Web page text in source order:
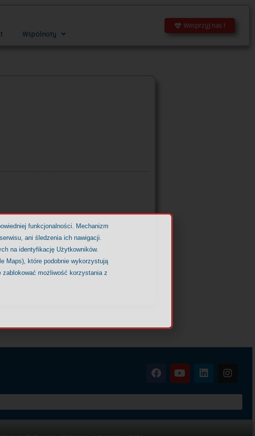
Wspólnoty
Wesprzyj nas !
z serca!
:))
funkcjonalności. Mechanizm
ani śledzenia ich nawigacji.
na identyfikację Użytkowników.
Maps), które podobnie wykorzystują
zablokować możliwość korzystania z